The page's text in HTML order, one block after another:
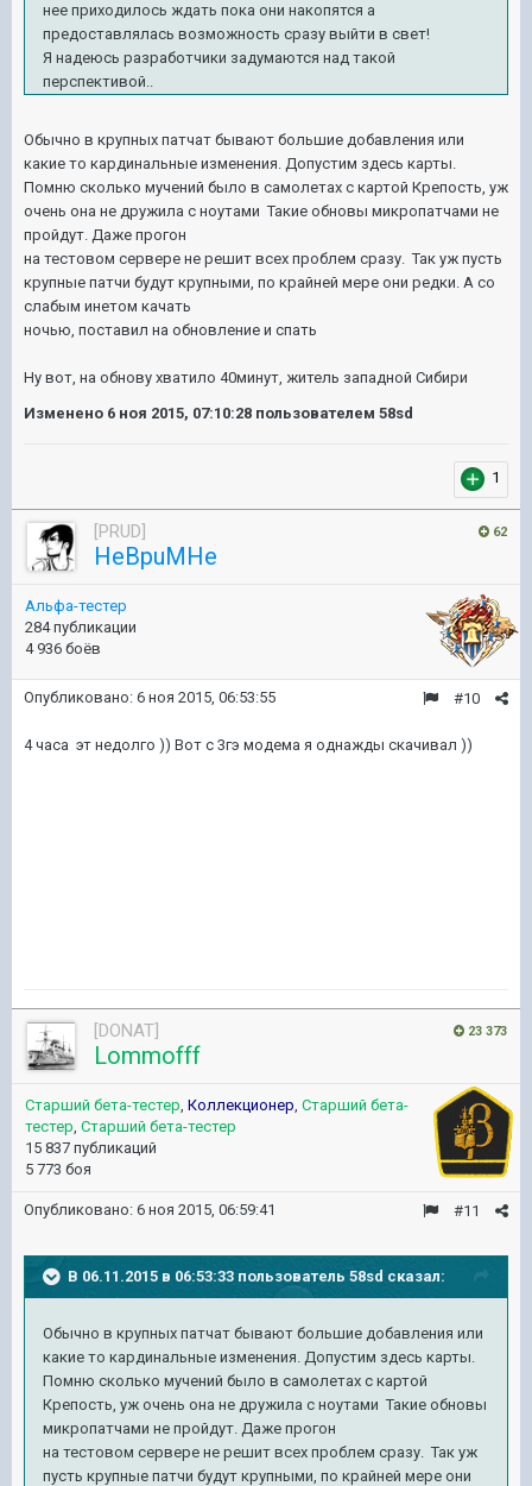
нее приходилось ждать пока они накопятся а
предоставлялась возможность сразу выйти в свет!
Я надеюсь разработчики задумаются над такой
перспективой..
Обычно в крупных патчат бывают большие добавления или
какие то кардинальные изменения. Допустим здесь карты.
Помню сколько мучений было в самолетах с картой Крепость, уж
очень она не дружила с ноутами Такие обновы микропатчами не
пройдут. Даже прогон
на тестовом сервере не решит всех проблем сразу. Так уж пусть
крупные патчи будут крупными, по крайней мере они редки. А со
слабым инетом качать
ночью, поставил на обновление и спать
Ну вот, на обнову хватило 40минут, житель западной Сибири
Изменено 6 ноя 2015, 07:10:28 пользователем 58sd
1
62
[PRUD]
HeBpuMHe
Альфа-тестер
284 публикации
4 936 боёв
#10
Опубликовано: 6 ноя 2015, 06:53:55
4 часа эт недолго )) Вот с 3гэ модема я однажды скачивал ))
23 373
[DONAT]
Lommofff
Старший бета-тестер, Коллекционер, Старший бета-
тестер, Старший бета-тестер
15 837 публикаций
5 773 боя
#11
Опубликовано: 6 ноя 2015, 06:59:41
В 06.11.2015 в 06:53:33 пользователь 58sd сказал:
Обычно в крупных патчат бывают большие добавления или
какие то кардинальные изменения. Допустим здесь карты.
Помню сколько мучений было в самолетах с картой
Крепость, уж очень она не дружила с ноутами Такие обновы
микропатчами не пройдут. Даже прогон
на тестовом сервере не решит всех проблем сразу. Так уж
пусть крупные патчи будут крупными, по крайней мере они